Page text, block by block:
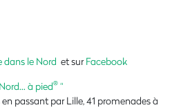
dans le Nord et surFacebook
à pied® “
passant par Lille, 41 promenades à